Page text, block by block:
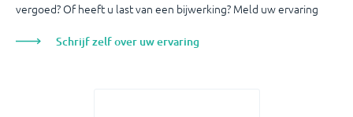
vergoed? Of heeft u last van een bijwerking? Meld uw ervaring
Schrijf zelf over uw ervaring